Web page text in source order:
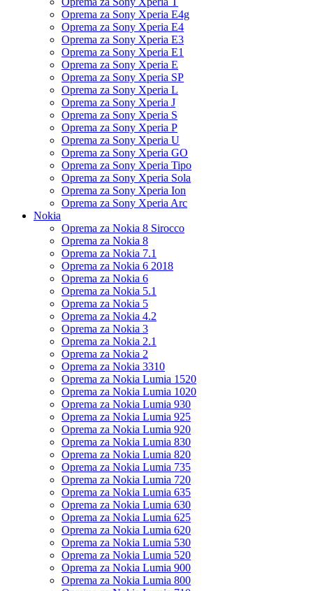
Oprema za Sony Xperia E4g
Oprema za Sony Xperia E4
Oprema za Sony Xperia E3
Oprema za Sony Xperia E1
Oprema za Sony Xperia E
Oprema za Sony Xperia SP
Oprema za Sony Xperia L
Oprema za Sony Xperia J
Oprema za Sony Xperia S
Oprema za Sony Xperia P
Oprema za Sony Xperia U
Oprema za Sony Xperia GO
Oprema za Sony Xperia Tipo
Oprema za Sony Xperia Sola
Oprema za Sony Xperia Ion
Oprema za Sony Xperia Arc
Nokia
Oprema za Nokia 8 Sirocco
Oprema za Nokia 8
Oprema za Nokia 7.1
Oprema za Nokia 6 2018
Oprema za Nokia 6
Oprema za Nokia 5.1
Oprema za Nokia 5
Oprema za Nokia 4.2
Oprema za Nokia 3
Oprema za Nokia 2.1
Oprema za Nokia 2
Oprema za Nokia 3310
Oprema za Nokia Lumia 1520
Oprema za Nokia Lumia 1020
Oprema za Nokia Lumia 930
Oprema za Nokia Lumia 925
Oprema za Nokia Lumia 920
Oprema za Nokia Lumia 830
Oprema za Nokia Lumia 820
Oprema za Nokia Lumia 735
Oprema za Nokia Lumia 720
Oprema za Nokia Lumia 635
Oprema za Nokia Lumia 630
Oprema za Nokia Lumia 625
Oprema za Nokia Lumia 620
Oprema za Nokia Lumia 530
Oprema za Nokia Lumia 520
Oprema za Nokia Lumia 900
Oprema za Nokia Lumia 800